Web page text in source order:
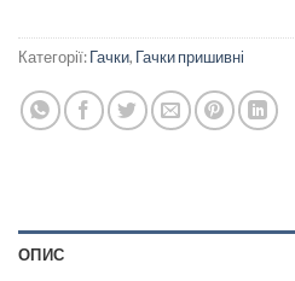
Категорії:Гачки, Гачки пришивні
ОПИС